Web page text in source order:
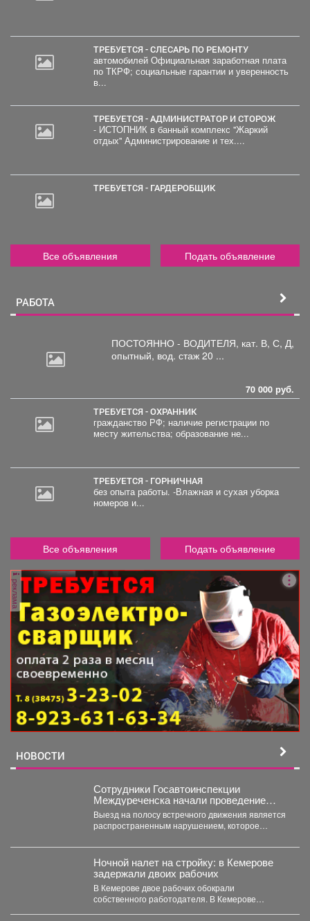
ТРЕБУЕТСЯ - СЛЕСАРЬ ПО РЕМОНТУ
автомобилей Официальная заработная плата
по ТКРФ; социальные гарантии и уверенность
в...
ТРЕБУЕТСЯ - АДМИНИСТРАТОР И СТОРОЖ
- ИСТОПНИК в банный комплекс "Жаркий
отдых" Администрирование и тех....
ТРЕБУЕТСЯ - ГАРДЕРОБЩИК
Все объявления Подать объявление
РАБОТА
ПОСТОЯННО - ВОДИТЕЛЯ, кат. В, С, Д,
опытный, вод. стаж 20 ...
70 000 руб.
ТРЕБУЕТСЯ - ОХРАННИК
гражданство РФ; наличие регистрации по
месту жительства; образование не...
ТРЕБУЕТСЯ - ГОРНИЧНАЯ
без опыта работы. -Влажная и сухая уборка
номеров и...
Все объявления Подать объявление
реклама
НОВОСТИ
Сотрудники Госавтоинспекции
Междуреченска начали проведение
профилактической операции
«Встречная полоса»
Выезд на полосу встречного движения является
распространенным нарушением, которое
транспортного происшествия...
Ночной налет на стройку: в Кемерове
задержали двоих рабочих
В Кемерове двое рабочих обокрали
собственного работодателя. В Кемерове